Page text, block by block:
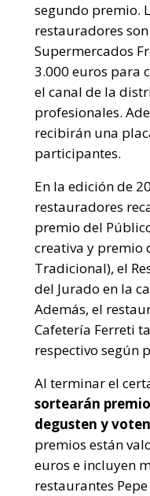
segundo premio.
restauradores
Supermercados
3.000 euros para
el canal de la
profesionales.
recibirán una
participantes.
En la edición de
restauradores
premio del
creativa y premio
Tradicional), el
del Jurado en la
Además, el
Cafetería Ferreti
respectivo según
Al terminar el
sortearán
degusten y
premios están
euros e incluyen
restaurantes